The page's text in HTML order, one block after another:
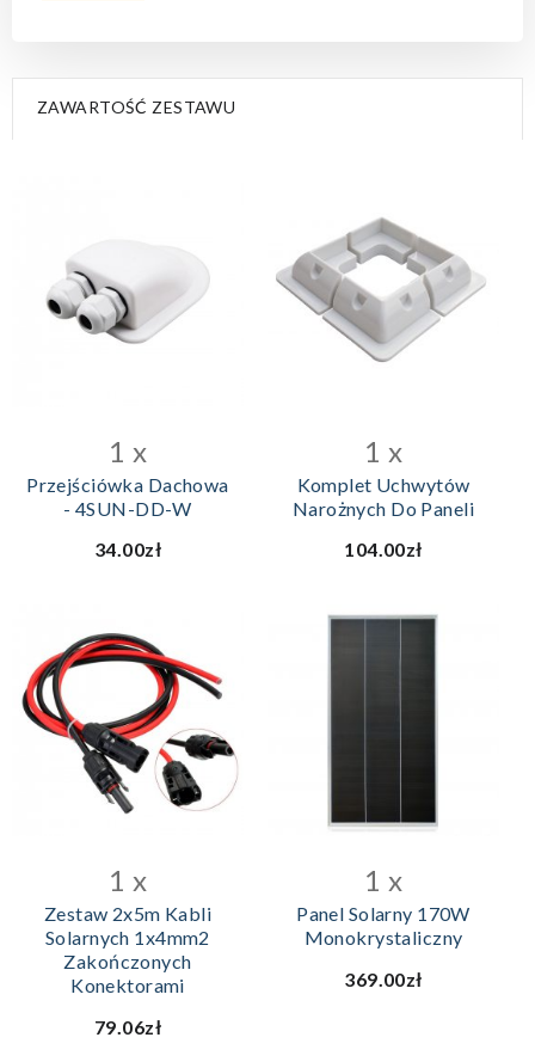
ZAWARTOŚĆ ZESTAWU
1 x
Przejściówka Dachowa
- 4SUN-DD-W
34.00zł
1 x
Komplet Uchwytów
Narożnych Do Paneli
104.00zł
1 x
Zestaw 2x5m Kabli
Solarnych 1x4mm2
Zakończonych
Konektorami
79.06zł
1 x
Panel Solarny 170W
Monokrystaliczny
369.00zł